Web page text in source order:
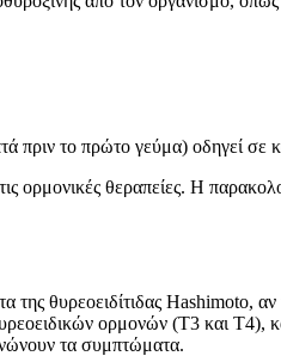
πριν το πρώτο γεύμα) οδηγεί σε
θεραπείες. Η
θυρεοειδίτιδας Hashimoto,
ορμονών (Τ3 και Τ4),
τα συμπτώματα.